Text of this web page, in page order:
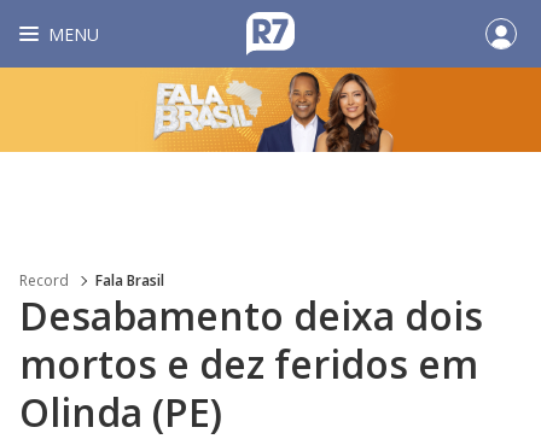
MENU
Record Fala Brasil
Desabamento deixa dois
mortos e dez feridos em
Olinda (PE)